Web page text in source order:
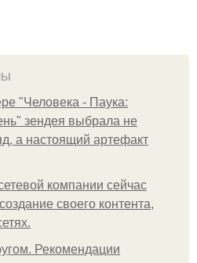
"Человека - Паука:
зендея выбрала не
а настоящий артефакт
компании сейчас
своего контента,
Рекомендации